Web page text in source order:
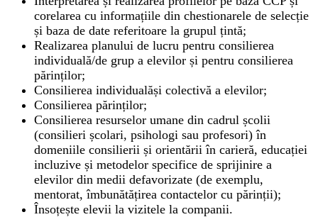
corelarea cu informațiile din chestionarele de selecție
și baza de date referitoare la grupul țintă;
Realizarea planului de lucru pentru consilierea
individuală/de grup a elevilor și pentru consilierea
părinților;
Consilierea individualăși colectivă a elevilor;
Consilierea părinților;
Consilierea resurselor umane din cadrul școlii
(consilieri școlari, psihologi sau profesori) în
domeniile consilierii și orientării în carieră, educației
incluzive și metodelor specifice de sprijinire a
elevilor din medii defavorizate (de exemplu,
mentorat, îmbunătățirea contactelor cu părinții);
Însoțește elevii la vizitele la companii.